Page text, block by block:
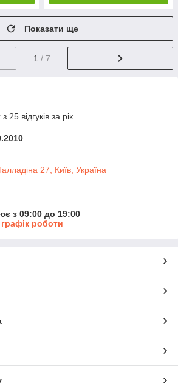
Показати ще
1 / 7
25 відгуків за рік
27, Київ, Україна
з 09:00 до 19:00
роботи